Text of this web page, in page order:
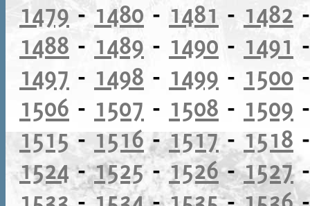
1479-1480 - 1481 - 1482
1488 - 1489 - 1490 - 1491
1497 - 1498 - 1499 - 1500
1506 - 1507 - 1508 - 1509
1515- 1516-1517- 1518
1524-1525-1526-1527